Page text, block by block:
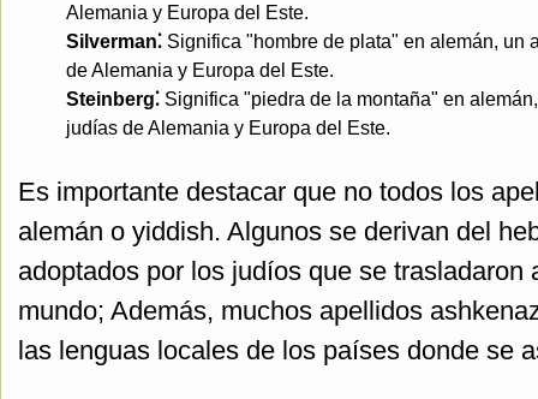
Alemania y Europa del Este.
Silverman⁚ Significa "hombre de plata" en alemán,
de Alemania y Europa del Este.
Steinberg⁚ Significa "piedra de la montaña" en
judías de Alemania y Europa del Este.
Es importante destacar que no todos los
alemán o yiddish. Algunos se derivan del
adoptados por los judíos que se trasladaron
mundo; Además, muchos apellidos
las lenguas locales de los países donde se